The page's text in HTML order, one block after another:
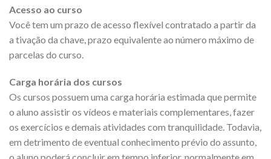
Acesso ao curso
Você tem um prazo de acesso flexível contratado a partir da
a tivação da chave, prazo equivalente ao número máximo de
parcelas do curso.
Carga horária dos cursos
Os cursos possuem uma carga horária estimada que permite
o aluno assistir os vídeos e materiais complementares, fazer
os exercícios e demais atividades com tranquilidade. Todavia,
em detrimento de eventual conhecimento prévio do assunto,